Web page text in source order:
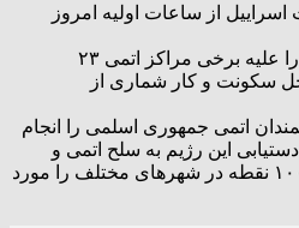
اسراییل از ساعات اولیه امروز
سکونت و کار شماری از
اتمی جمهوری اسلمی را انجام
این رژیم به سلح اتمی و